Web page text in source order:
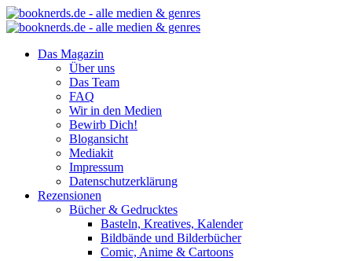
Das Magazin
Über uns
Das Team
FAQ
Wir in den Medien
Bewirb Dich!
Blogansicht
Mediakit
Impressum
Datenschutzerklärung
Rezensionen
Bücher & Gedrucktes
Basteln, Kreatives, Kalender
Bildbände und Bilderbücher
Comic, Anime & Cartoons